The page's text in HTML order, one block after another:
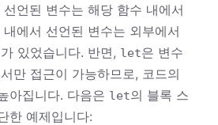
언된 변수는 해당 함수 내에서
에서 선언된 변수는 외부에서
있었습니다. 반면, let은 변수
만 접근이 가능하므로, 코드의
아집니다. 다음은 let의 블록 스
한 예제입니다: